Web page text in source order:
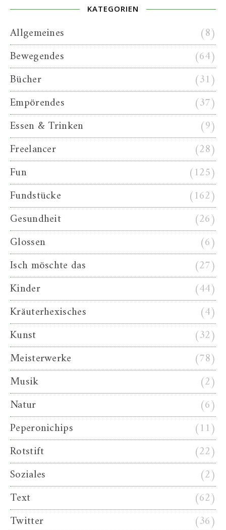
KATEGORIEN
Allgemeines
(8)
Bewegendes
(64)
Bücher
(31)
Empörendes
(37)
Essen & Trinken
(9)
Freelancer
(28)
Fun
(125)
Fundstücke
(162)
Gesundheit
(26)
Glossen
(6)
Isch möschte das
(27)
Kinder
(44)
Kräuterhexisches
(4)
Kunst
(32)
Meisterwerke
(78)
Musik
(2)
Natur
(6)
Peperonichips
(11)
Rotstift
(22)
Soziales
(2)
Text
(62)
Twitter
(36)